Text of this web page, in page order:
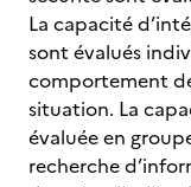
La capacité
sont évalués
comportement
situation. La
évaluée en
recherche